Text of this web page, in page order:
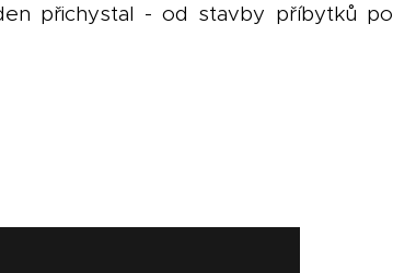
přichystal - od stavby příbytků po